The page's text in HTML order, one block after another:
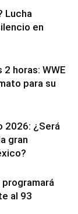
Lucha
en
2 horas: WWE
para su
2026: ¿Será
gran
programará
al 93